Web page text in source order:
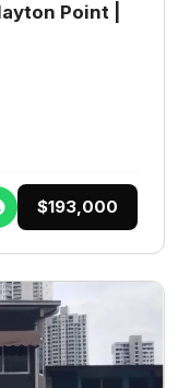
Point |
$193,000